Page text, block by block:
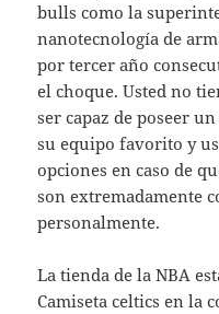
bulls como la
nanotecnología de
por tercer año
el choque. Usted no
ser capaz de poseer
su equipo favorito y
opciones en caso de
son extremadamente
personalmente.
La tienda de la NBA
Camiseta celtics en la